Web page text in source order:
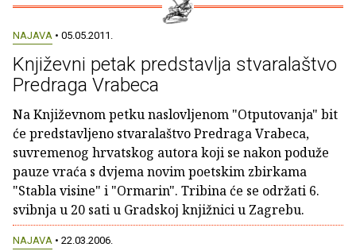
NAJAVA • 05.05.2011.
Književni petak predstavlja stvaralaštvo
Predraga Vrabeca
Na Književnom petku naslovljenom "Otputovanja" bit
će predstavljeno stvaralaštvo Predraga Vrabeca,
suvremenog hrvatskog autora koji se nakon poduže
pauze vraća s dvjema novim poetskim zbirkama
"Stabla visine" i "Ormarin". Tribina će se održati 6.
svibnja u 20 sati u Gradskoj knjižnici u Zagrebu.
NAJAVA • 22.03.2006.